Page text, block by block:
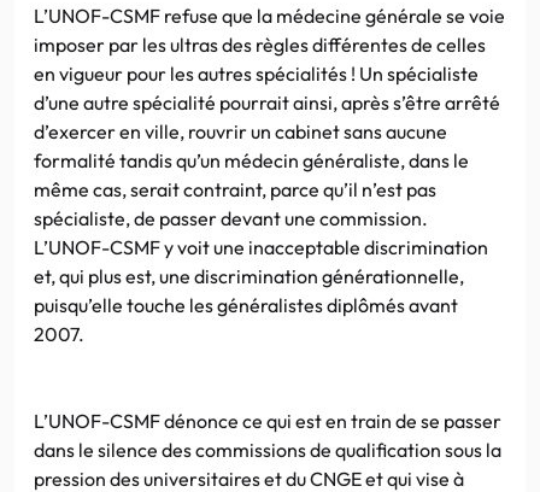
L’UNOF-CSMF refuse que la médecine générale se voie
imposer par les ultras des règles différentes de celles
en vigueur pour les autres spécialités ! Un spécialiste
d’une autre spécialité pourrait ainsi, après s’être arrêté
d’exercer en ville, rouvrir un cabinet sans aucune
formalité tandis qu’un médecin généraliste, dans le
même cas, serait contraint, parce qu’il n’est pas
spécialiste, de passer devant une commission.
L’UNOF-CSMF y voit une inacceptable discrimination
et, qui plus est, une discrimination générationnelle,
puisqu’elle touche les généralistes diplômés avant
2007.
L’UNOF-CSMF dénonce ce qui est en train de se passer
dans le silence des commissions de qualification sous la
pression des universitaires et du CNGE et qui vise à